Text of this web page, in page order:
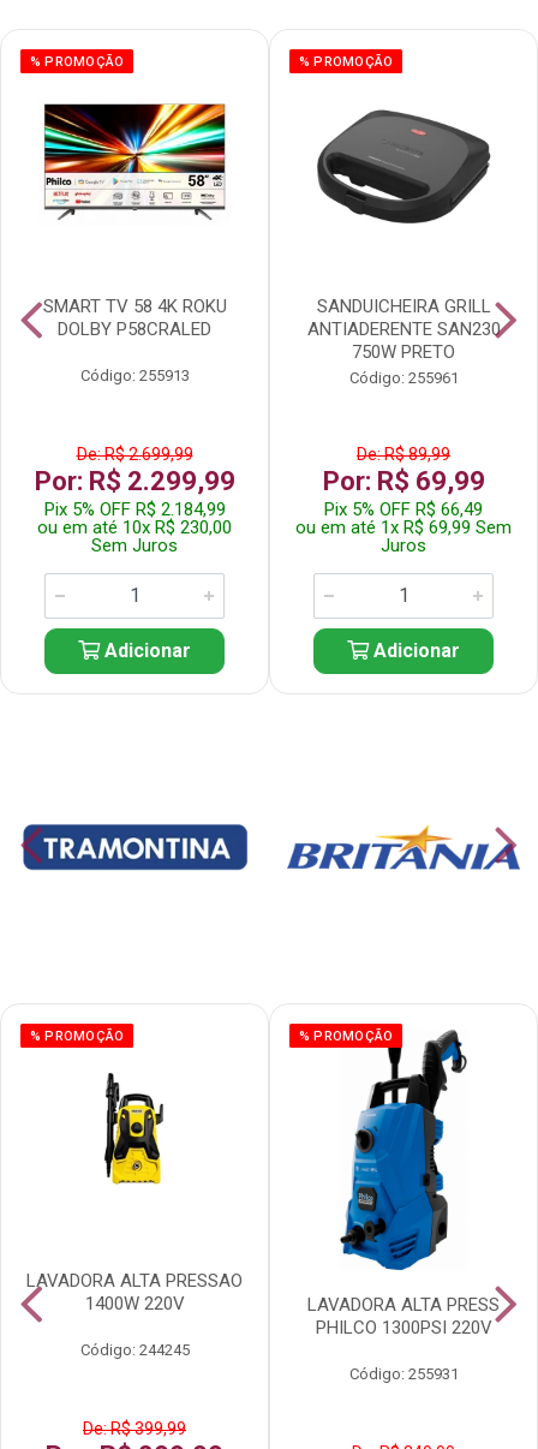
% PROMOÇÃO
SMART TV 58 4K ROKU
DOLBY P58CRALED
Código: 255913
De: R$ 2.699,99
Por: R$ 2.299,99
Pix 5% OFF R$ 2.184,99
ou em até 10x R$ 230,00
Sem Juros
Adicionar
% PROMOÇÃO
SANDUICHEIRA GRILL
ANTIADERENTE SAN230
750W PRETO
Código: 255961
De: R$ 89,99
Por: R$ 69,99
Pix 5% OFF R$ 66,49
ou em até 1x R$ 69,99 Sem
Juros
Adicionar
% PROMOÇÃO
LAVADORA ALTA PRESSAO
1400W 220V
Código: 244245
De: R$ 399,99
% PROMOÇÃO
LAVADORA ALTA PRESS
PHILCO 1300PSI 220V
Código: 255931